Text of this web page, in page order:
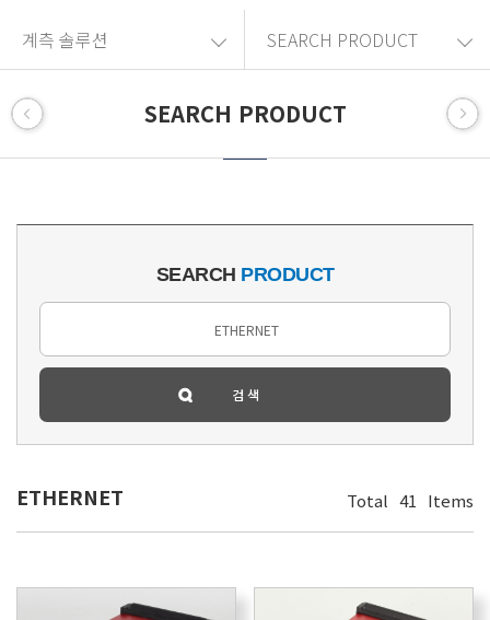
계측 솔루션 SEARCH PRODUCT
SEARCH PRODUCT
SEARCH PRODUCT
ETHERNET Total 41 Items